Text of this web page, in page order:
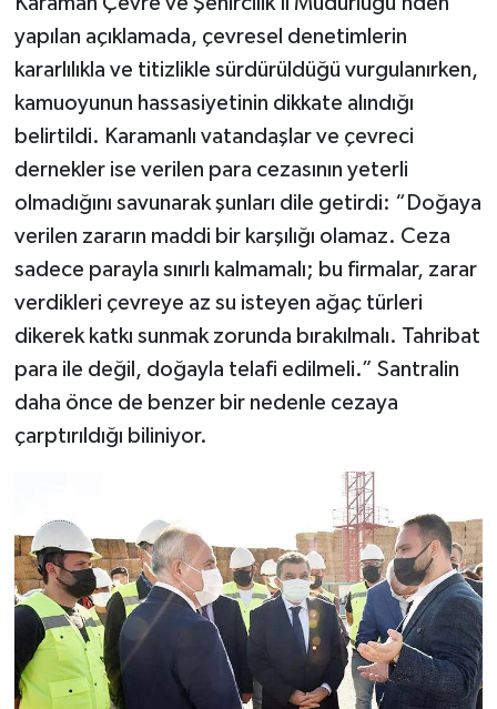
yapılan açıklamada, çevresel denetimlerin
kararlılıkla ve titizlikle sürdürüldüğü vurgulanırken,
kamuoyunun hassasiyetinin dikkate alındığı
belirtildi. Karamanlı vatandaşlar ve çevreci
dernekler ise verilen para cezasının yeterli
olmadığını savunarak şunları dile getirdi: “Doğaya
verilen zararın maddi bir karşılığı olamaz. Ceza
sadece parayla sınırlı kalmamalı; bu firmalar, zarar
verdikleri çevreye az su isteyen ağaç türleri
dikerek katkı sunmak zorunda bırakılmalı. Tahribat
para ile değil, doğayla telafi edilmeli.” Santralin
daha önce de benzer bir nedenle cezaya
çarptırıldığı biliniyor.